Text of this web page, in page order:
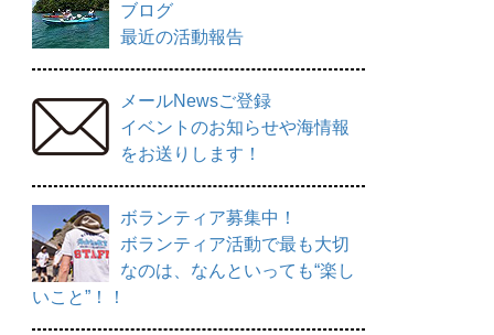
ブログ
最近の活動報告
メールNewsご登録
イベントのお知らせや海情報
をお送りします！
ボランティア募集中！
ボランティア活動で最も大切
なのは、なんといっても“楽し
いこと”！！